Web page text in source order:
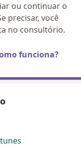
ou continuar o
precisar, você
no consultório.
funciona?